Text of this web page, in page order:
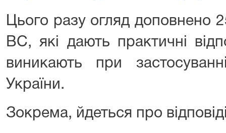
Цього разу огляд доповнено
ВС, які дають практичні
виникають при
України.
Зокрема, йдеться про